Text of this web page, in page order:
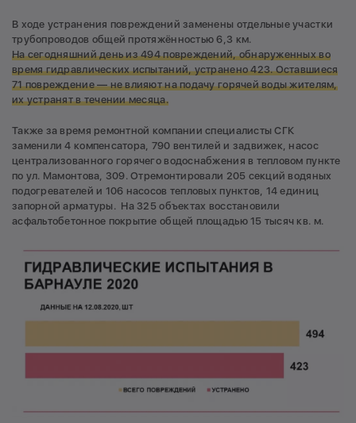
В ходе устранения повреждений заменены отдельные участки
трубопроводов общей протяжённостью 6,3 км.
На сегодняшний день из 494 повреждений, обнаруженных во
время гидравлических испытаний, устранено 423. Оставшиеся
71 повреждение — не влияют на подачу горячей воды жителям,
их устранят в течении месяца.
Также за время ремонтной компании специалисты СГК
заменили 4 компенсатора, 790 вентилей и задвижек, насос
централизованного горячего водоснабжения в тепловом пункте
по ул. Мамонтова, 309. Отремонтировали 205 секций водяных
подогревателей и 106 насосов тепловых пунктов, 14 единиц
запорной арматуры. На 325 объектах восстановили
асфальтобетонное покрытие общей площадью 15 тысяч кв. м.